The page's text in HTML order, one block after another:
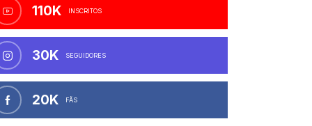
110K INSCRITOS
30K SEGUIDORES
20K FÃS